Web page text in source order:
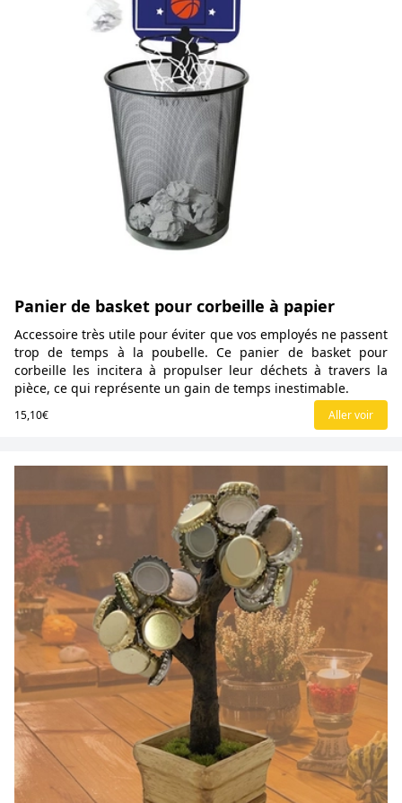
Panier de basket pour corbeille à papier
Accessoire très utile pour éviter que vos employés ne passent
trop de temps à la poubelle. Ce panier de basket pour
corbeille les incitera à propulser leur déchets à travers la
pièce, ce qui représente un gain de temps inestimable.
15,10€ Aller voir